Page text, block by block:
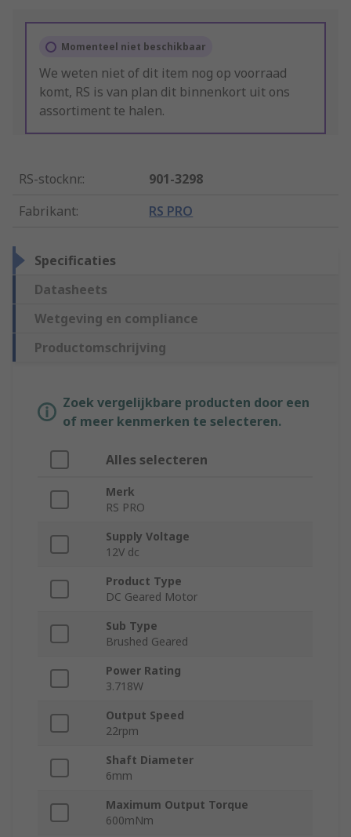
Momenteel niet beschikbaar
We weten niet of dit item nog op voorraad
komt, RS is van plan dit binnenkort uit ons
assortiment te halen.
RS-stocknr.:
901-3298
Fabrikant: RS PRO
Specificaties
Datasheets
Wetgeving en compliance
Productomschrijving
Zoek vergelijkbare producten door een
of meer kenmerken te selecteren.
Alles selecteren
Merk
RS PRO
Supply Voltage
12V dc
Product Type
DC Geared Motor
Sub Type
Brushed Geared
Power Rating
3.718W
Output Speed
22rpm
Shaft Diameter
6mm
Maximum Output Torque
600mNm